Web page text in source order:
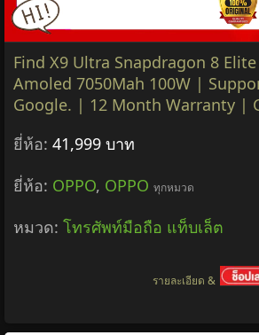
Find X9 Ultra Snapdragon 8
Amoled 7050Mah 100W |
Google. | 12 Month Warranty |
ยี่ห้อ: 41,999 บาท
ยี่ห้อ: OPPO, OPPO ทุกหมวด
หมวด: โทรศัพท์มือถือ แท็บเล็ต
รายละเอียด &